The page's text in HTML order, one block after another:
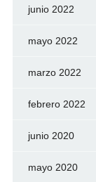
junio 2022
mayo 2022
marzo 2022
febrero 2022
junio 2020
mayo 2020